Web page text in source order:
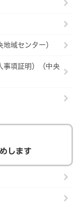
域センター）
事項証明）（中央
します